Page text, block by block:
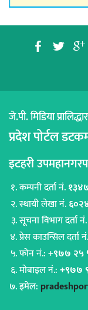
b a c
जे.पी. मिडिया
प्रदेश पोर्टल
इटहरी
कम्पनी दर्ता नं.
स्थायी लेखा नं.
सूचना विभाग दर्ता नं.
प्रेस काउन्सिल दर्ता नं.
फोन नं.:+९७७ २५
मोबाइल नं.:+९७७
इमेल: